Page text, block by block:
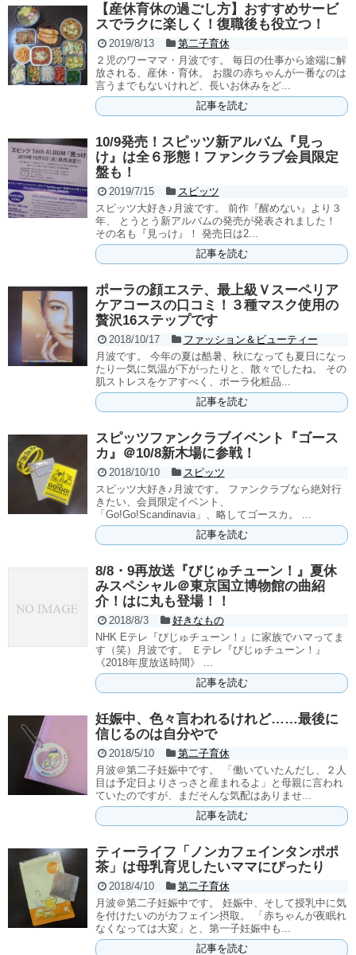
【産休育休の過ごし方】おすすめサービ
スでラクに楽しく！復職後も役立つ！
2019/8/13
第二子育休
２児のワーママ・月波です。 毎日の仕事から途端に解
放される、産休・育休。 お腹の赤ちゃんが一番なのは
言うまでもないけれど、長いお休みをど...
記事を読む
10/9発売！スピッツ新アルバム『見っ
け』は全６形態！ファンクラブ会員限定
盤も！
2019/7/15
スピッツ
スピッツ大好き♪月波です。 前作『醒めない』より３
年、 とうとう新アルバムの発売が発表されました！
その名も『見っけ』！ 発売日は2...
記事を読む
ポーラの顔エステ、最上級Ｖスーペリア
ケアコースの口コミ！３種マスク使用の
贅沢16ステップです
2018/10/17
ファッション＆ビューティー
月波です。 今年の夏は酷暑、秋になっても夏日になっ
たり一気に気温が下がったりと、散々でしたね。 その
肌ストレスをケアすべく、ポーラ化粧品...
記事を読む
スピッツファンクラブイベント『ゴース
カ』＠10/8新木場に参戦！
2018/10/10
スピッツ
スピッツ大好き♪月波です。 ファンクラブなら絶対行
きたい、会員限定イベント、
「Go!Go!Scandinavia」、略してゴースカ。 ...
記事を読む
8/8・9再放送『びじゅチューン！』夏休
みスペシャル＠東京国立博物館の曲紹
介！はに丸も登場！！
2018/8/3
好きなもの
NHK Eテレ『びじゅチューン！』に家族でハマってま
す（笑）月波です。 Ｅテレ『びじゅチューン！』
《2018年度放送時間》 ...
記事を読む
妊娠中、色々言われるけれど……最後に
信じるのは自分やで
2018/5/10
第二子育休
月波＠第二子妊娠中です。 「働いていたんだし、２人
目は予定日よりさっさと産まれるよ」と母親に言われ
ていたのですが、まだそんな気配はありませ...
記事を読む
ティーライフ「ノンカフェインタンポポ
茶」は母乳育児したいママにぴったり
2018/4/10
第二子育休
月波＠第二子妊娠中です。 妊娠中、そして授乳中に気
を付けたいのがカフェイン摂取。 「赤ちゃんが夜眠れ
なくなっては大変」と、第一子妊娠中も...
記事を読む